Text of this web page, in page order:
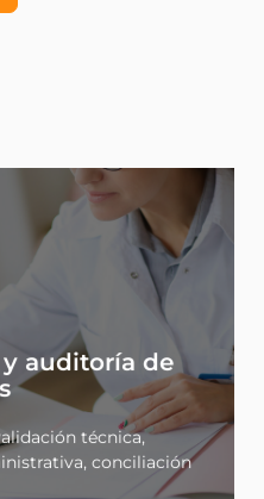
auditoría de
técnica,
conciliación
auditoría de
técnica,
conciliación